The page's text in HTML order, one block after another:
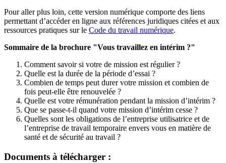
Pour aller plus loin, cette version numérique comporte des liens
permettant d’accéder en ligne aux références juridiques citées et aux
ressources pratiques sur le Code du travail numérique.
Sommaire de la brochure "Vous travaillez en intérim ?"
Comment savoir si votre de mission est régulier ?
Quelle est la durée de la période d’essai ?
Combien de temps peut durer votre mission et combien de
fois peut-elle être renouvelée ?
Quelle est votre rémunération pendant la mission d’intérim ?
Que se passe-t-il quand votre mission d’intérim cesse ?
Quelles sont les obligations de l’entreprise utilisatrice et de
l’entreprise de travail temporaire envers vous en matière de
santé et de sécurité au travail ?
Documents à télécharger :